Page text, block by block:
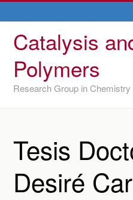
Catalysis
Polymers
Research Group in Chemistry
content
Research Lines
Members
IU/ CINQUIMA
Tesis
Desiré